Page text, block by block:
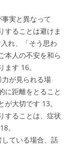
実と異なって
することは避けま
れ、「そう思わ
本人の不安を和ら
ます 16。
が見られる場
に距離をとること
が大切です 13。
することは、症状
18。
ている場合、話